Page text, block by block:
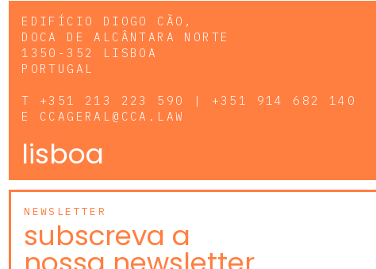
EDIFÍCIO DIOGO CÃO,
DOCA DE ALCÂNTARA NORTE
1350-352 LISBOA
PORTUGAL
T +351 213 223 590 | +351 914 682 140
E CCAGERAL@CCA.LAW
lisboa
NEWSLETTER
subscreva a